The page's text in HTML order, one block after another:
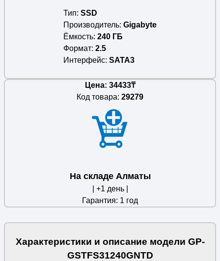
Тип SSD
Производитель Gigabyte
Ёмкость 240 ГБ
Формат 2.5
Интерфейс SATA3
Цена: 34433₸
Код товара: 29279
На складе Алматы
| +1 день |
Гарантия: 1 год
Характеристики и описание модели GP-
GSTFS31240GNTD